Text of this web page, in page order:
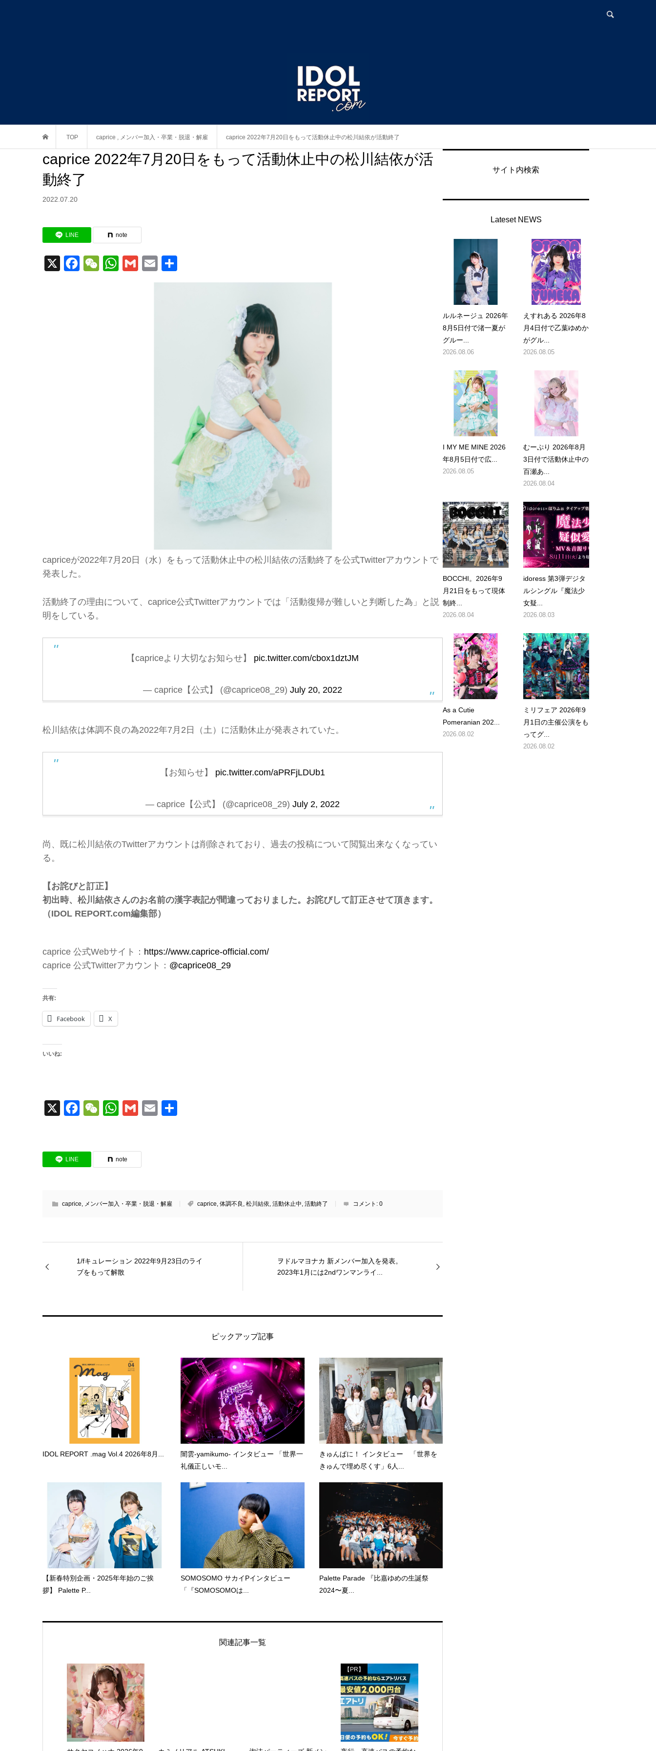
TOP caprice , メンバー加入・卒業・脱退・解雇 caprice 2022年7月20日をもって活動休止中の松川結依が活動終了
caprice 2022年7月20日をもって活動休止中の松川結依が活
動終了
2022.07.20
LINE note
X Facebook
WeChat
WhatsApp
GmailEmail
有
capriceが2022年7月20日（水）をもって活動休止中の松川結依の活動終了を公式Twitterアカウントで
発表した。
活動終了の理由について、caprice公式Twitterアカウントでは「活動復帰が難しいと判断した為」と説
明をしている。
【capriceより大切なお知らせ】 pic.twitter.com/cbox1dztJM
— caprice【公式】 (@caprice08_29) July 20, 2022
松川結依は体調不良の為2022年7月2日（土）に活動休止が発表されていた。
【お知らせ】 pic.twitter.com/aPRFjLDUb1
— caprice【公式】 (@caprice08_29) July 2, 2022
尚、既に松川結依のTwitterアカウントは削除されており、過去の投稿について閲覧出来なくなってい
る。
【お詫びと訂正】
初出時、松川結依さんのお名前の漢字表記が間違っておりました。お詫びして訂正させて頂きます。
（IDOL REPORT.com編集部）
caprice 公式Webサイト： https://www.caprice-official.com/
caprice 公式Twitterアカウント： @caprice08_29
共有:
Facebook X
いいね:
X Facebook
WeChat
WhatsApp
GmailEmail
LINE note
caprice, メンバー加入・卒業・脱退・解雇 caprice, 体調不良 , 松川結依, 活動休止中, 活動終了 コメント: 0
1/fキュレーション 2022年9月23日のライ
ブをもって解散
ヲドルマヨナカ 新メンバー加入を発表。
2023年1月には2ndワンマンライ...
ピックアップ記事
IDOL REPORT .mag Vol.4 2026年8月...
闇雲-yamikumo- インタビュー 「世界一
礼儀正しいモ...
きゅんぱに！ インタビュー 「世界を
きゅんで埋め尽くす」6人...
【新春特別企画・2025年年始のご挨
拶】 Palette P...
SOMOSOMO サカイPインタビュー
「『SOMOSOMOは...
Palette Parade 『比嘉ゆめの生誕祭
2024〜夏...
関連記事一覧
【PR】
サイト内検索
Lateset NEWS
ルルネージュ 2026年
8月5日付で渚一夏が
グルー...
2026.08.06
えすれある 2026年8
月4日付で乙葉ゆめか
がグル...
2026.08.05
I MY ME MINE 2026
年8月5日付で広...
2026.08.05
むーぷり 2026年8月
3日付で活動休止中の
百瀬あ...
2026.08.04
BOCCHI。2026年9
月21日をもって現体
制終...
2026.08.04
idoress 第3弾デジタ
ルシングル『魔法少
女疑...
2026.08.03
As a Cutie
Pomeranian 202...
2026.08.02
ミリフェア 2026年9
月1日の主催公演をも
ってグ...
2026.08.02